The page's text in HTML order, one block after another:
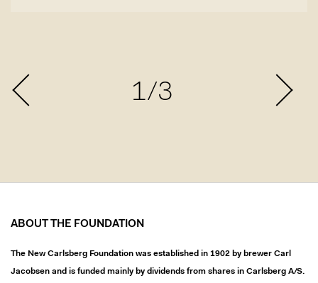
1/3
ABOUT THE FOUNDATION
The New Carlsberg Foundation was established in 1902 by brewer Carl
Jacobsen and is funded mainly by dividends from shares in Carlsberg A/S.